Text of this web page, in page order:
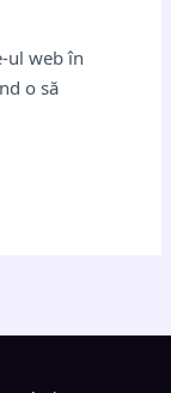
ul web în
o să